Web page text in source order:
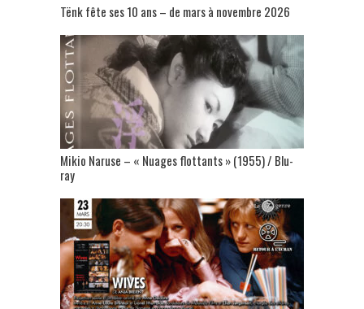
Tënk fête ses 10 ans – de mars à novembre 2026
Mikio Naruse – « Nuages flottants » (1955) / Blu-
ray